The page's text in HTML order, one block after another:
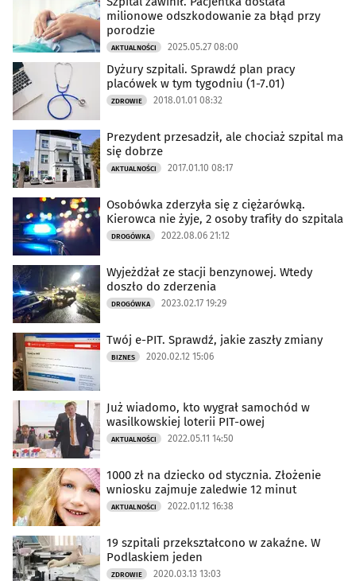
milionowe odszkodowanie za błąd przy
porodzie
AKTUALNOŚCI 2025.05.27 08:00
Dyżury szpitali. Sprawdź plan pracy
placówek w tym tygodniu (1-7.01)
ZDROWIE 2018.01.01 08:32
Prezydent przesadził, ale chociaż szpital ma
się dobrze
AKTUALNOŚCI 2017.01.10 08:17
Osobówka zderzyła się z ciężarówką.
Kierowca nie żyje, 2 osoby trafiły do szpitala
DROGÓWKA 2022.08.06 21:12
Wyjeżdżał ze stacji benzynowej. Wtedy
doszło do zderzenia
DROGÓWKA 2023.02.17 19:29
Twój e-PIT. Sprawdź, jakie zaszły zmiany
BIZNES 2020.02.12 15:06
Już wiadomo, kto wygrał samochód w
wasilkowskiej loterii PIT-owej
AKTUALNOŚCI 2022.05.11 14:50
1000 zł na dziecko od stycznia. Złożenie
wniosku zajmuje zaledwie 12 minut
AKTUALNOŚCI 2022.01.12 16:38
19 szpitali przekształcono w zakaźne. W
Podlaskiem jeden
ZDROWIE 2020.03.13 13:03